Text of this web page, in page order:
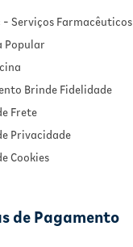
Serviços Farmacêuticos
Popular
Brinde Fidelidade
Frete
Privacidade
Cookies
de Pagamento